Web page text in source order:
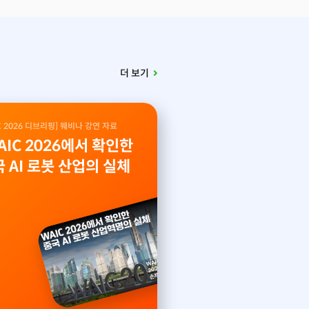
더 보기
2026 디브리핑] 웨비나 강연 자료
2026에서 확인한
AI 로봇 산업의 실체